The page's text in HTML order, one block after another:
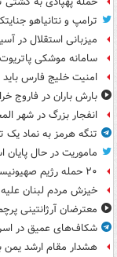
ترامپ و نتانیاهو
میزبانی استقلال در
سامانه موشکی
امنیت خلیج فارس
بارش باران در فاروج
انفجار بزرگ در شهر
تنگه هرمز به نماد یک
ماموریت در حال پایان
۲۰ حمله رژیم صهیونیستی به درعا و قنیطره در یک هفته
خیزش مردم لبنان
معترضان آرژانتینی
شکاف‌های عمیق در
هشدار مقام ارشد